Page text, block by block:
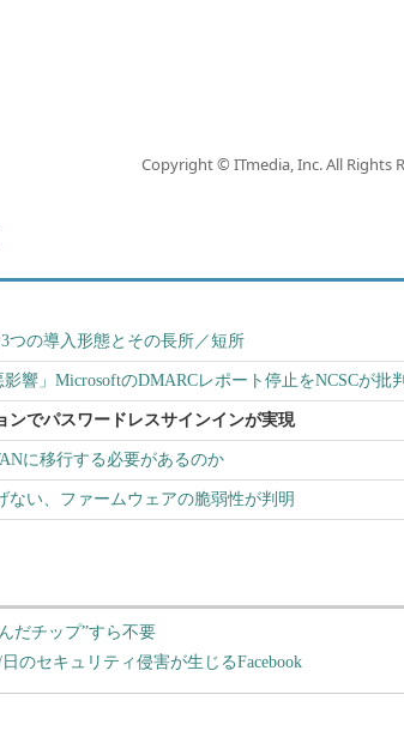
Copyright © ITmedia, Inc. All Rights
つの導入形態とその長所／短所
響」MicrosoftのDMARCレポート停止をNCSCが批判
ンでパスワードレスサインインが実現
に移行する必要があるのか
ない、ファームウェアの脆弱性が判明
だチップ”すら不要
のセキュリティ侵害が生じるFacebook